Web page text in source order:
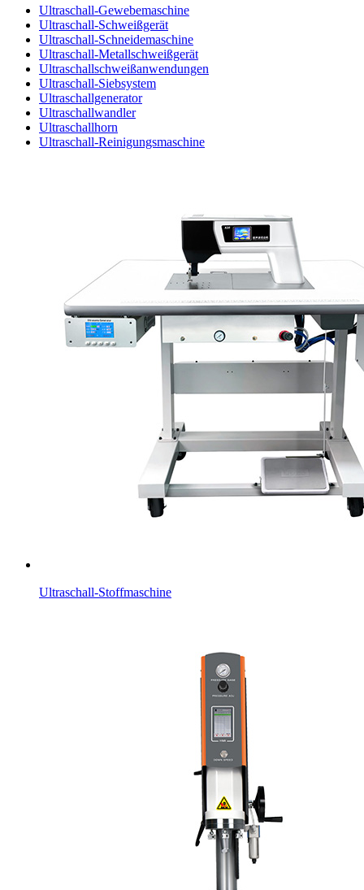
Ultraschall-Gewebemaschine
Ultraschall-Schweißgerät
Ultraschall-Schneidemaschine
Ultraschall-Metallschweißgerät
Ultraschallschweißanwendungen
Ultraschall-Siebsystem
Ultraschallgenerator
Ultraschallwandler
Ultraschallhorn
Ultraschall-Reinigungsmaschine
Ultraschall-Stoffmaschine